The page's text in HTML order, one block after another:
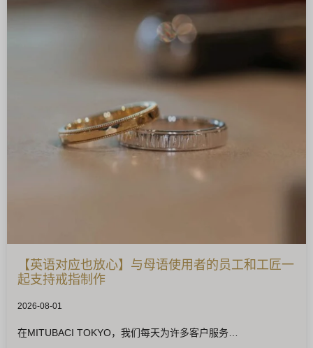
【英语对应也放心】与母语使用者的员工和工匠一
起支持戒指制作
2026-08-01
在MITUBACI TOKYO，我们每天为许多客户服务